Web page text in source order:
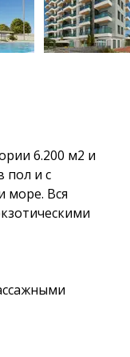
6.200 м2 и
пол и с
море. Вся